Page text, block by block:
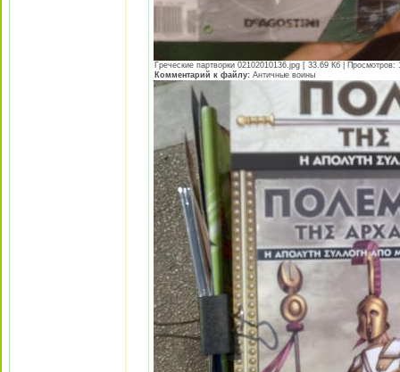
Греческие партворки 02102010136.jpg [ 33.69 Кб | Просмотров:
Комментарий к файлу: Античные воины